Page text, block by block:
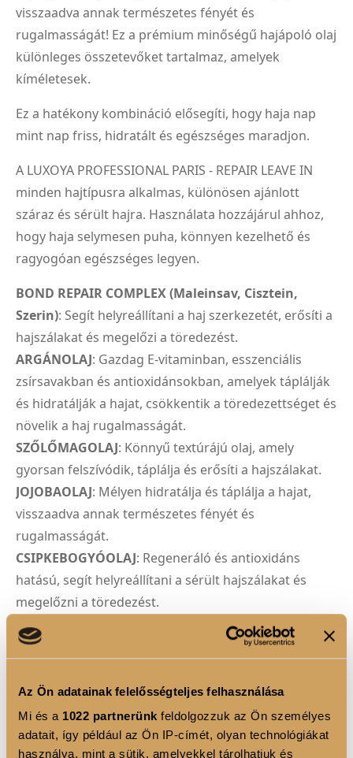
Az Ön adatainak felelősségteljes felhasználása
Mi és a 1022 partnerünk feldolgozzuk az Ön személyes
adatait, így például az Ön IP-címét, olyan technológiákat
használva, mint a sütik, amelyekkel tárolhatjuk és
visszaadva annak természetes fényét és
rugalmasságát! Ez a prémium minőségű hajápoló olaj
különleges összetevőket tartalmaz, amelyek
kíméletesek.
Ez a hatékony kombináció elősegíti, hogy haja nap
mint nap friss, hidratált és egészséges maradjon.
A LUXOYA PROFESSIONAL PARIS - REPAIR LEAVE IN
minden hajtípusra alkalmas, különösen ajánlott
száraz és sérült hajra. Használata hozzájárul ahhoz,
hogy haja selymesen puha, könnyen kezelhető és
ragyogóan egészséges legyen.
BOND REPAIR COMPLEX (Maleinsav, Cisztein,
Szerin): Segít helyreállítani a haj szerkezetét, erősíti a
hajszálakat és megelőzi a töredezést.
ARGÁNOLAJ: Gazdag E-vitaminban, esszenciális
zsírsavakban és antioxidánsokban, amelyek táplálják
és hidratálják a hajat, csökkentik a töredezettséget és
növelik a haj rugalmasságát.
SZŐLŐMAGOLAJ: Könnyű textúrájú olaj, amely
gyorsan felszívódik, táplálja és erősíti a hajszálakat.
JOJOBAOLAJ: Mélyen hidratálja és táplálja a hajat,
visszaadva annak természetes fényét és
rugalmasságát.
CSIPKEBOGYÓOLAJ: Regeneráló és antioxidáns
hatású, segít helyreállítani a sérült hajszálakat és
megelőzni a töredezést.
VITAMIN KOMPLEX (A-retinol, B5-pantenol, B8-
inozitol, E-tokoferil-acetát, H-biotin) : Táplálja a
növekedést.
VADGESZTENYE KIVONAT: Serkenti a fejbőr
vérkeringését, elősegítve a haj növekedését és